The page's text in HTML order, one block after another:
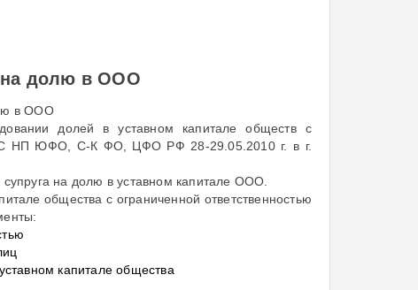
на долю в ООО
в ООО
долей в уставном капитале обществ с
НП ЮФО, С-К ФО, ЦФО РФ 28-29.05.2010 г. в г.
на долю в уставном капитале ООО.
общества с ограниченной ответственностью
капитале общества